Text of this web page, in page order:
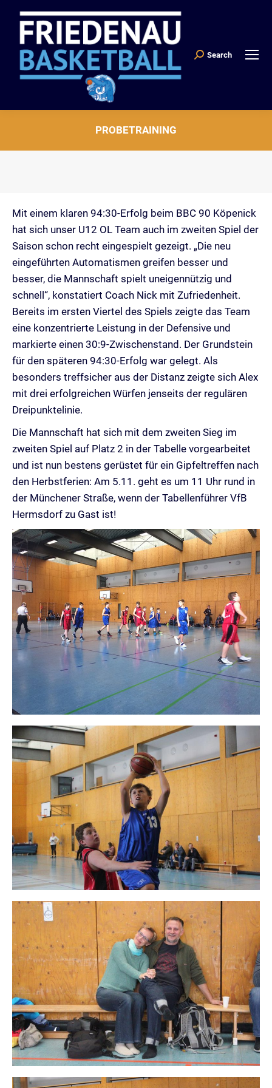
Search:
Search
PROBETRAINING
Mit einem klaren 94:30-Erfolg beim BBC 90 Köpenick
hat sich unser U12 OL Team auch im zweiten Spiel der
Saison schon recht eingespielt gezeigt. „Die neu
eingeführten Automatismen greifen besser und
besser, die Mannschaft spielt uneigennützig und
schnell“, konstatiert Coach Nick mit Zufriedenheit.
Bereits im ersten Viertel des Spiels zeigte das Team
eine konzentrierte Leistung in der Defensive und
markierte einen 30:9-Zwischenstand. Der Grundstein
für den späteren 94:30-Erfolg war gelegt. Als
besonders treffsicher aus der Distanz zeigte sich Alex
mit drei erfolgreichen Würfen jenseits der regulären
Dreipunktelinie.
Die Mannschaft hat sich mit dem zweiten Sieg im
zweiten Spiel auf Platz 2 in der Tabelle vorgearbeitet
und ist nun bestens gerüstet für ein Gipfeltreffen nach
den Herbstferien: Am 5.11. geht es um 11 Uhr rund in
der Münchener Straße, wenn der Tabellenführer VfB
Hermsdorf zu Gast ist!